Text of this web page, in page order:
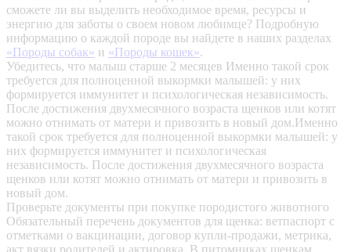
сможете ли вы выделить необходимое время, ресурсы и
энергию для заботы о своем новом любимце? Подробную
информацию о каждой породе вы найдете в наших разделах
«Породы собак» и «Породы кошек».
Убедитесь, что малыш старше 2 месяцев Именно такой срок
требуется для полноценной выкормки малышей: у них
формируется иммунитет и психологическая независимость.
После достижения двухмесячного возраста щенков или котят
можно отнимать от матери и привозить в новый дом.Именно
такой срок требуется для полноценной выкормки малышей: у
них формируется иммунитет и психологическая
независимость. После достижения двухмесячного возраста
щенков или котят можно отнимать от матери и привозить в
новый дом.
Проверьте документы при покупке породистого животного
Обязательный перечень документов для щенка: ветпаспорт с
отметками о вакцинации, договор купли-продажи, метрика,